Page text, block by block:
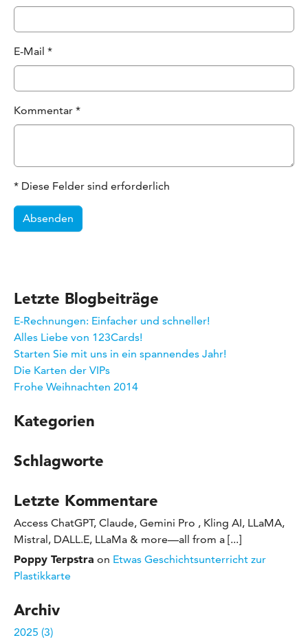
E-Mail *
Kommentar *
* Diese Felder sind erforderlich
Absenden
Letzte Blogbeiträge
E-Rechnungen: Einfacher und schneller!
Alles Liebe von 123Cards!
Starten Sie mit uns in ein spannendes Jahr!
Die Karten der VIPs
Frohe Weihnachten 2014
Kategorien
Schlagworte
Letzte Kommentare
Access ChatGPT, Claude, Gemini Pro , Kling AI, LLaMA,
Mistral, DALL.E, LLaMa & more—all from a [...]
Poppy Terpstra on Etwas Geschichtsunterricht zur
Plastikkarte
Archiv
2025 3